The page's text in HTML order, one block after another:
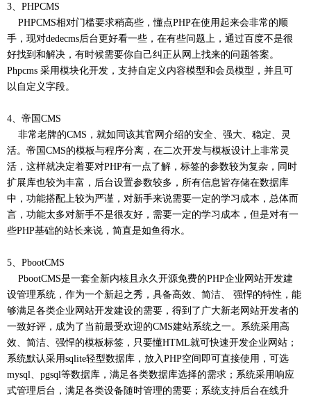
3、PHPCMS
PHPCMS相对门槛要求稍高些，懂点PHP在使用起来会非常的顺
手，现对dedecms后台更好看一些，在有些问题上，通过百度不是很
好找到和解决，有时候需要你自己纠正从网上找来的问题答案。
Phpcms 采用模块化开发，支持自定义内容模型和会员模型，并且可
以自定义字段。
4、帝国CMS
非常老牌的CMS，就如同该其官网介绍的安全、强大、稳定、灵
活。帝国CMS的模板与程序分离，在二次开发与模板设计上非常灵
活，这样就决定着要对PHP有一点了解，标签的参数较为复杂，同时
扩展库也较为丰富，后台设置参数较多，所有信息皆存储在数据库
中，功能搭配上较为严谨，对新手来说需要一定的学习成本，总体而
言，功能太多对新手不是很友好，需要一定的学习成本，但是对有一
些PHP基础的站长来说，简直是如鱼得水。
5、PbootCMS
PbootCMS是一套全新内核且永久开源免费的PHP企业网站开发建
设管理系统，作为一个新起之秀，具备高效、简洁、 强悍的特性，能
够满足各类企业网站开发建设的需要，得到了广大新老网站开发者的
一致好评，成为了当前最受欢迎的CMS建站系统之一。系统采用高
效、简洁、强悍的模板标签，只要懂HTML就可快速开发企业网站；
系统默认采用sqlite轻型数据库，放入PHP空间即可直接使用，可选
mysql、pgsql等数据库，满足各类数据库选择的需求；系统采用响应
式管理后台，满足各类设备随时管理的需要；系统支持后台在线升